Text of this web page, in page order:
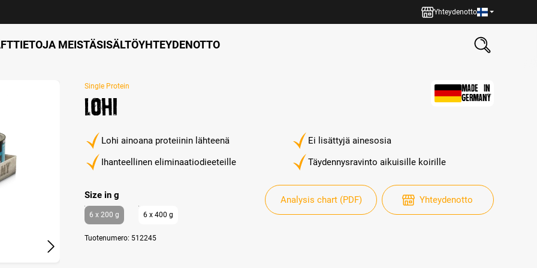
Yhteydenotto
TIETOJA MEISTÄSISÄLTÖYHTEYDENOTTO
Single Protein
Lohi
MADE IN
GERMANY
Lohi ainoana proteiinin lähteenä
Ei lisättyjä ainesosia
Ihanteellinen eliminaatiodieeteille
Täydennysravinto aikuisille koirille
Select
Size in g
6 x 200 g 6 x 400 g
Tuotenumero: 512245
Analysis chart (PDF) Yhteydenotto